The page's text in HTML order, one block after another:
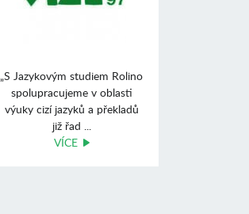
„S Jazykovým studiem Rolino
spolupracujeme v oblasti
výuky cizí jazyků a překladů
již řad ...
VÍCE